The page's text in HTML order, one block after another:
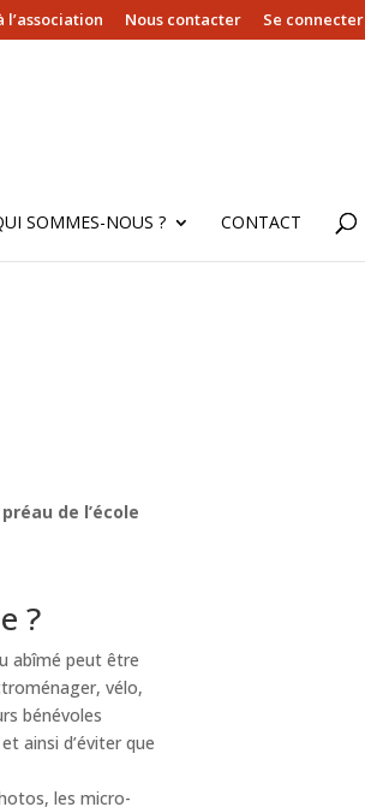
l’association Nous contacter Se connecter
SOMMES-NOUS ? CONTACT
de l’école
?
abîmé peut être
vélo,
bénévoles
ainsi d’éviter que
les micro-